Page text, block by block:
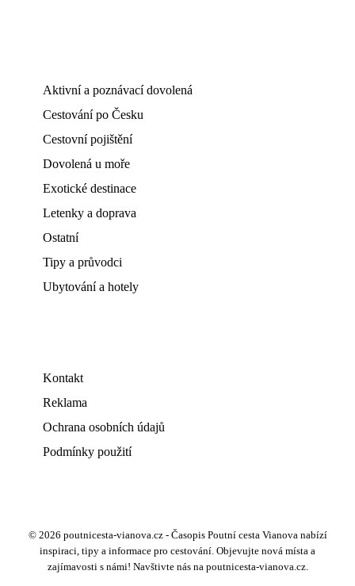
Aktivní a poznávací dovolená
Cestování po Česku
Cestovní pojištění
Dovolená u moře
Exotické destinace
Letenky a doprava
Ostatní
Tipy a průvodci
Ubytování a hotely
Kontakt
Reklama
Ochrana osobních údajů
Podmínky použití
© 2026 poutnicesta-vianova.cz - Časopis Poutní cesta Vianova nabízí
inspiraci, tipy a informace pro cestování. Objevujte nová místa a
zajímavosti s námi! Navštivte nás na poutnicesta-vianova.cz.